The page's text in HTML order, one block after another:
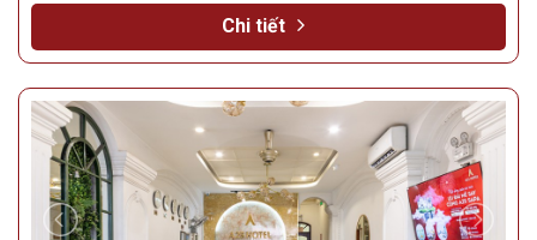
Chi tiết